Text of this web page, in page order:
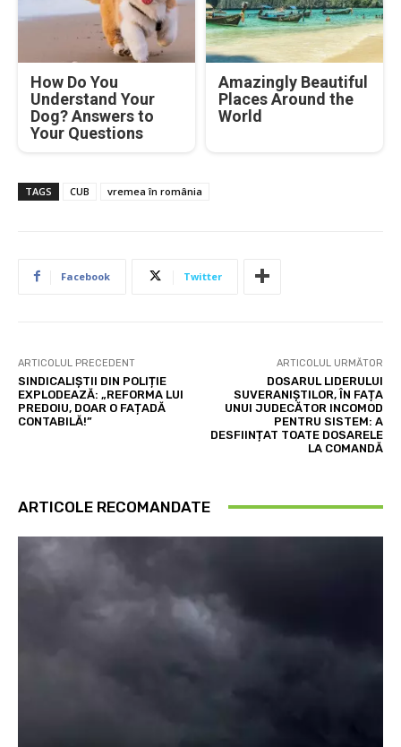
How Do You
Understand Your
Dog? Answers to
Your Questions
Amazingly Beautiful
Places Around the
World
TAGS CUB vremea în românia
Facebook Twitter
ARTICOLUL PRECEDENT
SINDICALIȘTII DIN POLIȚIE
EXPLODEAZĂ: „REFORMA LUI
PREDOIU, DOAR O FAȚADĂ
CONTABILĂ!”
ARTICOLUL URMĂTOR
DOSARUL LIDERULUI
SUVERANIȘTILOR, ÎN FAȚA
UNUI JUDECĂTOR INCOMOD
PENTRU SISTEM: A
DESFIINȚAT TOATE DOSARELE
LA COMANDĂ
ARTICOLE RECOMANDATE